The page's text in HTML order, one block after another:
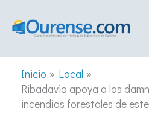
Inicio
Local
Ribadavia apoya a los
incendios forestales de